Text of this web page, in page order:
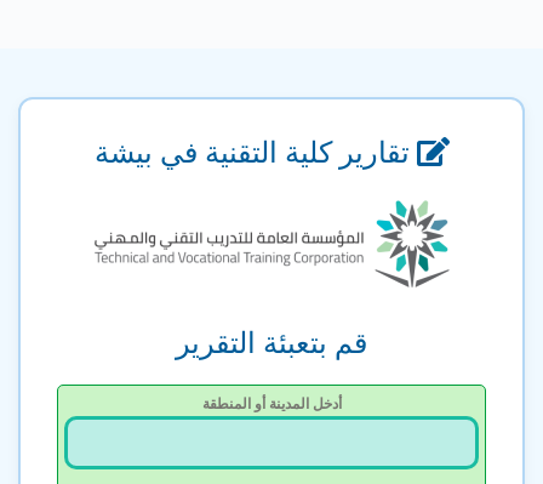
تقارير كلية التقنية في بيشة
قم بتعبئة التقرير
أدخل المدينة أو المنطقة